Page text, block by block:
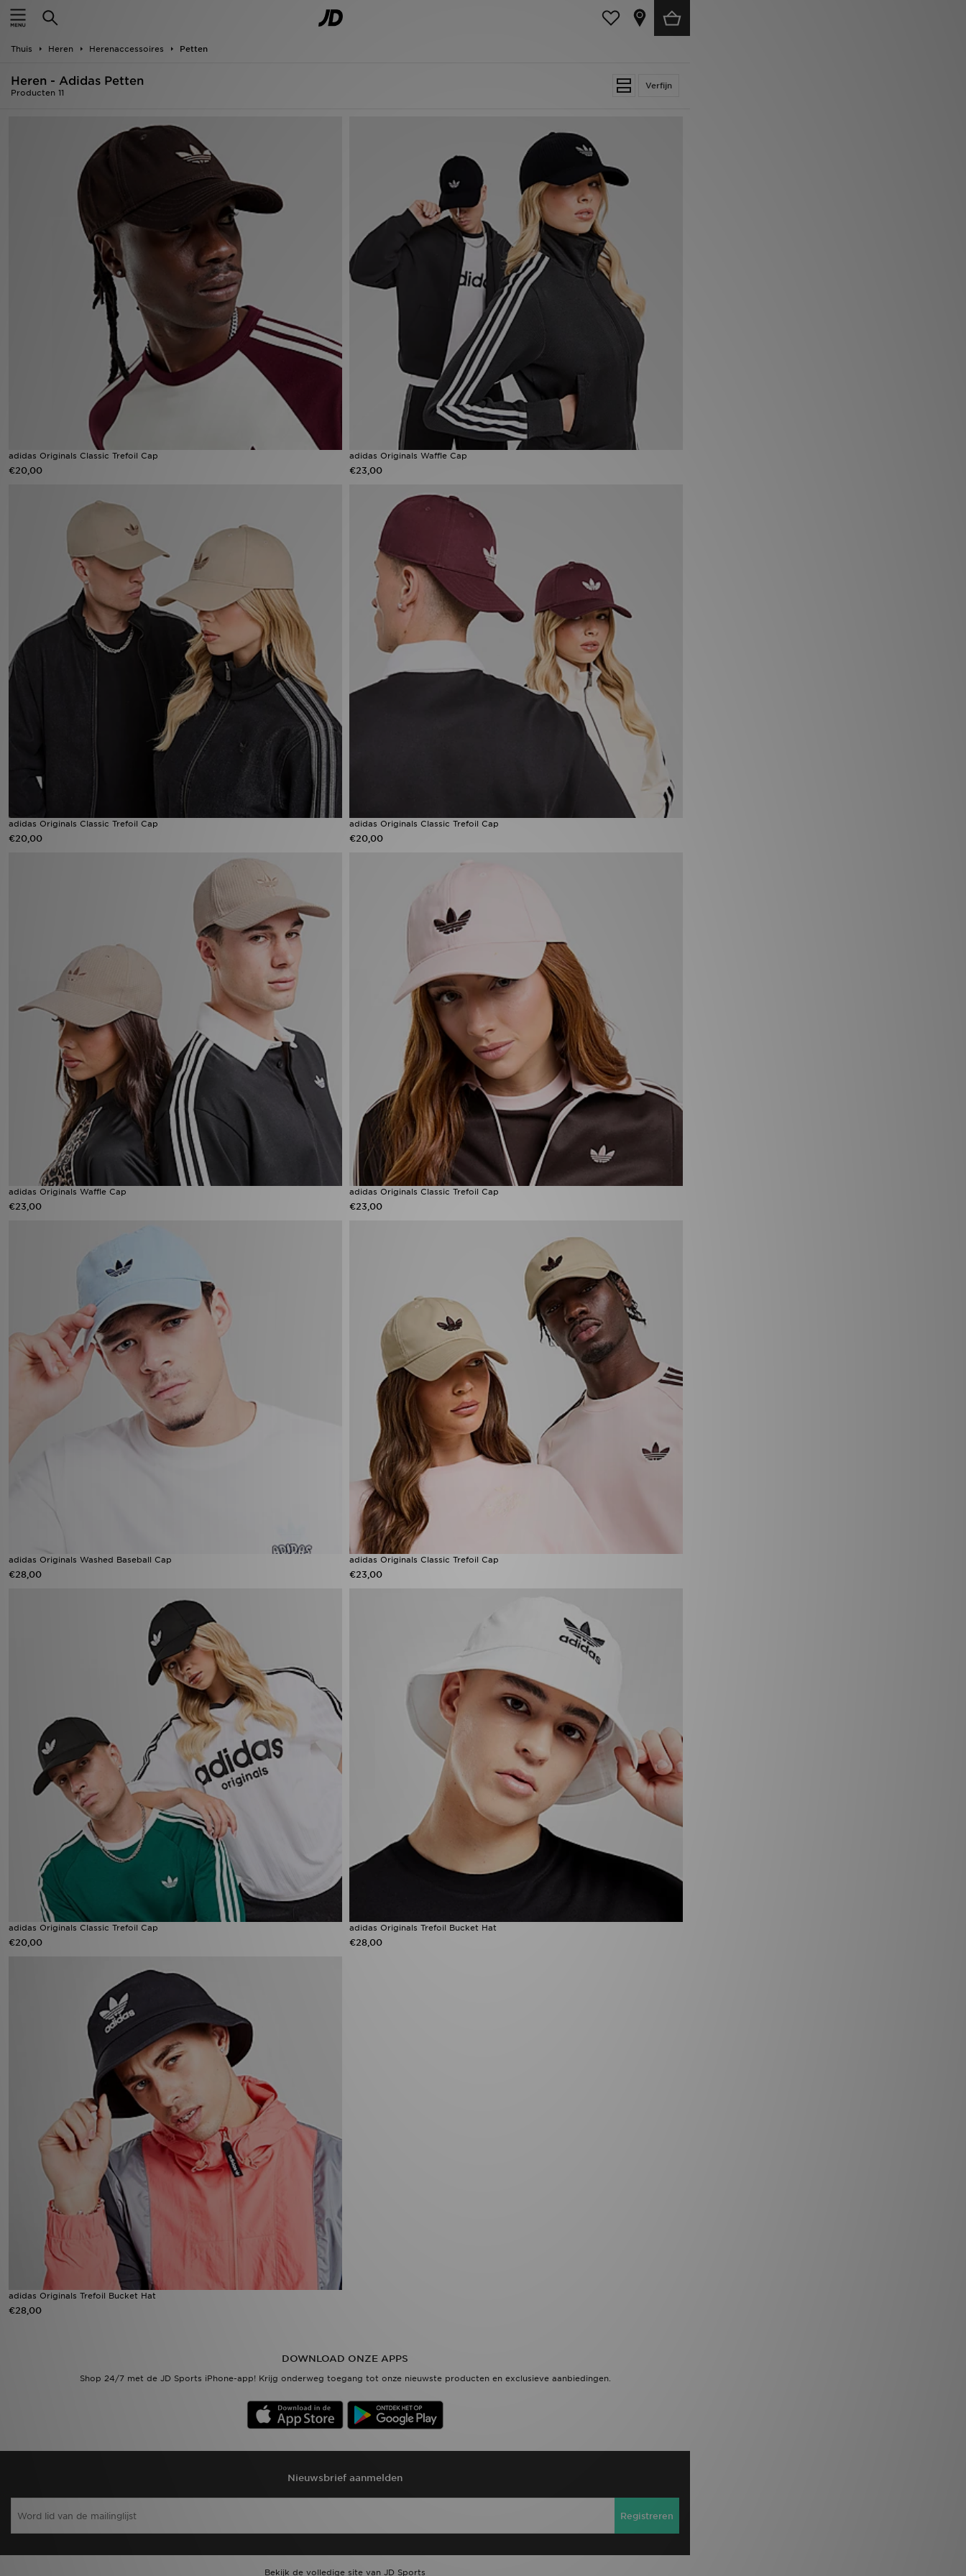
Thuis Heren Herenaccessoires Petten
Verfijn
Heren - Adidas Petten
Producten 11
adidas Originals Classic Trefoil Cap
€20,00
adidas Originals Waffle Cap
€23,00
adidas Originals Classic Trefoil Cap
€20,00
adidas Originals Classic Trefoil Cap
€20,00
adidas Originals Waffle Cap
€23,00
adidas Originals Classic Trefoil Cap
€23,00
adidas Originals Washed Baseball Cap
€28,00
adidas Originals Classic Trefoil Cap
€23,00
adidas Originals Classic Trefoil Cap
€20,00
adidas Originals Trefoil Bucket Hat
€28,00
adidas Originals Trefoil Bucket Hat
€28,00
DOWNLOAD ONZE APPS
Shop 24/7 met de JD Sports iPhone-app! Krijg onderweg toegang tot onze nieuwste producten en exclusieve aanbiedingen.
Nieuwsbrief aanmelden
Registreren
Bekijk de volledige site van JD Sports
Home
New In
Bestelling traceren
Klantenservice
Wie wij zijn